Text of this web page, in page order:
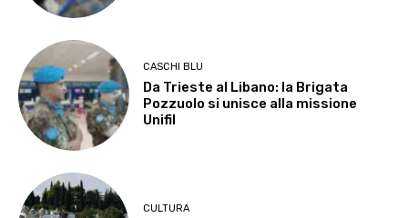
CASCHI BLU
Da Trieste al Libano: la Brigata
Pozzuolo si unisce alla missione
Unifil
CULTURA